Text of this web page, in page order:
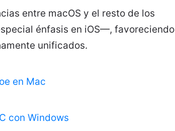
entre macOS y el resto de los
énfasis en iOS—, favoreciendo
unificados.
en Mac
con Windows